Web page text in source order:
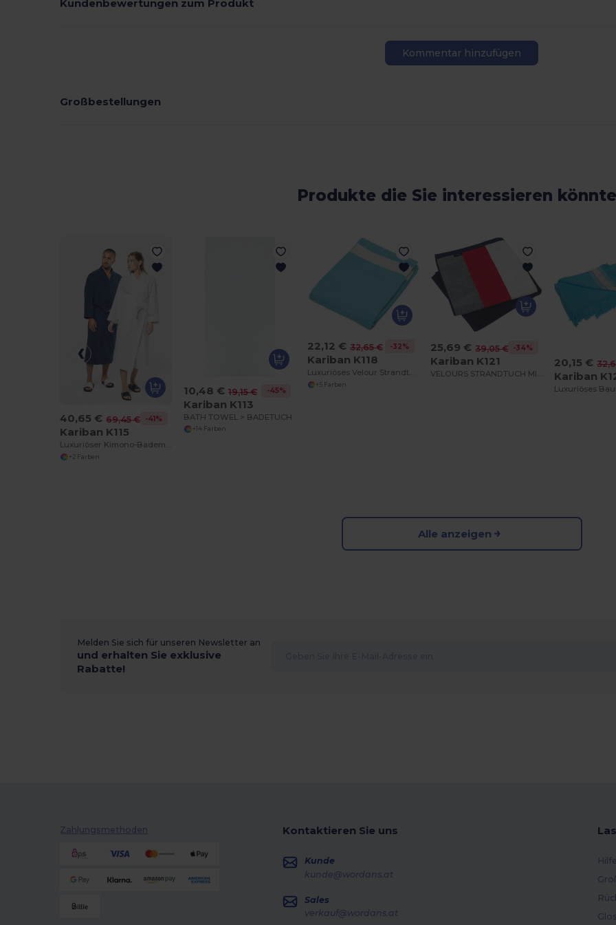
Kundenbewertungen zum Produkt
Kommentar hinzufügen
Großbestellungen
Produkte die Sie interessieren
40,65 € 69,45 € -41%
Kariban K115
+2 Farben
10,48 € 19,15 € -45%
Kariban K113
BATH TOWEL > BADETUCH
+14 Farben
22,12 € 32,65 € -32%
Kariban K118
Luxuriöses Velour Strandtuch aus 100% Baumwolle
+5 Farben
25,69 € 39,05 € -34%
Kariban K121 20,15 €
Kariban
Alle anzeigen
Melden Sie sich für unseren Newsletter an
und erhalten Sie exklusive
Rabatte!
Zahlungsmethoden Kontaktieren Sie uns
Kunde
kunde@wordans.at
Sales
verkauf@wordans.at